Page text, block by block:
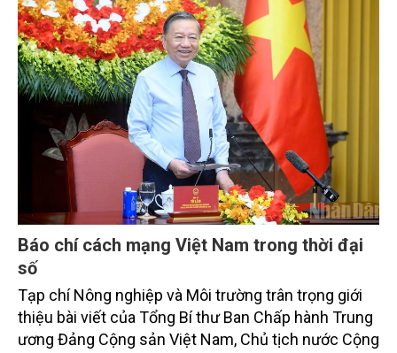
Báo chí cách mạng Việt Nam trong thời đại
số
Tạp chí Nông nghiệp và Môi trường trân trọng giới
thiệu bài viết của Tổng Bí thư Ban Chấp hành Trung
ương Đảng Cộng sản Việt Nam, Chủ tịch nước Cộng